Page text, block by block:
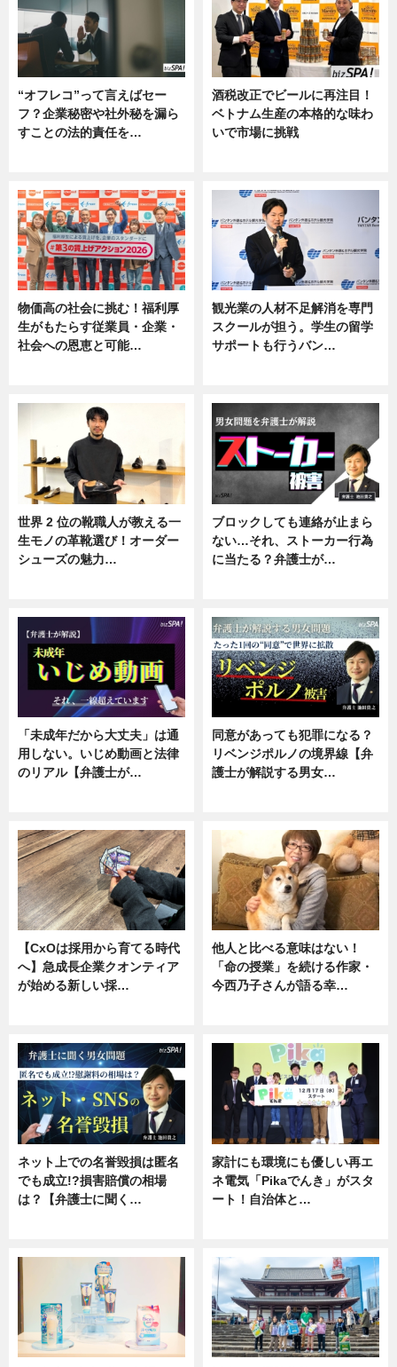
“オフレコ”って言えばセー
フ？企業秘密や社外秘を漏ら
すことの法的責任を…
酒税改正でビールに再注目！
ベトナム生産の本格的な味わ
いで市場に挑戦
物価高の社会に挑む！福利厚
生がもたらす従業員・企業・
社会への恩恵と可能…
観光業の人材不足解消を専門
スクールが担う。学生の留学
サポートも行うバン…
世界 2 位の靴職人が教える一
生モノの革靴選び！オーダー
シューズの魅力…
ブロックしても連絡が止まら
ない…それ、ストーカー行為
に当たる？弁護士が…
「未成年だから大丈夫」は通
用しない。いじめ動画と法律
のリアル【弁護士が…
同意があっても犯罪になる？
リベンジポルノの境界線【弁
護士が解説する男女…
【CxOは採用から育てる時代
へ】急成長企業クオンティア
が始める新しい採…
他人と比べる意味はない！
「命の授業」を続ける作家・
今西乃子さんが語る幸…
ネット上での名誉毀損は匿名
でも成立!?損害賠償の相場
は？【弁護士に聞く…
家計にも環境にも優しい再エ
ネ電気「Pikaでんき」がスタ
ート！自治体と…